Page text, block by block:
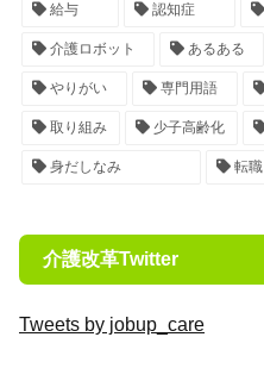
給与 認知症
介護ロボット あるある
やりがい 専門用語
取り組み 少子高齢化
身だしなみ 転職
介護改革Twitter
Tweets by jobup_care